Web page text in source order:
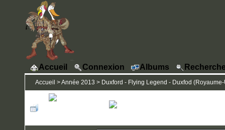
Accueil Connexion Albums
Accueil >Année 2013 > Duxford - Flying Legend - Duxfod